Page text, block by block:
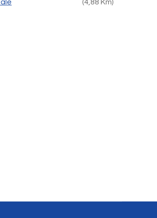
(4,88 Km)